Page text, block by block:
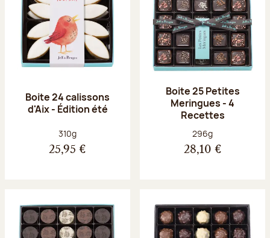
Boite 24 calissons
d'Aix - Édition été
Poids net :
310g
25,95 €
Boite 25 Petites
Meringues - 4
Recettes
Poids net :
296g
28,10 €